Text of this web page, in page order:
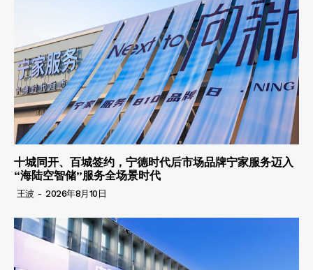
十城同开、百城签约，宁德时代后市场品牌宁家服务迈入
“海陆空智储”服务全场景时代
王波 - 2026年8月10日